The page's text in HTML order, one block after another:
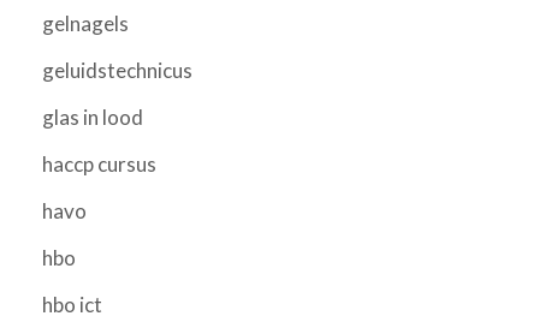
gelnagels
geluidstechnicus
glas in lood
haccp cursus
havo
hbo
hbo ict